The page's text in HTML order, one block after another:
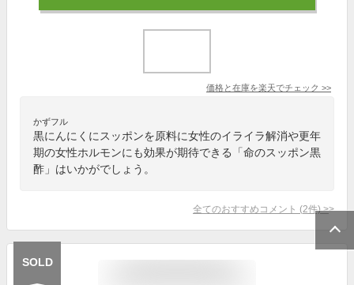
価格と在庫を楽天でチェック >>
かずフル
黒にんにくにスッポンを原料に女性のイライラ解消や更年
期の女性ホルモンにも効果が期待できる「命のスッポン黒
酢」はいかがでしょう。
全てのおすすめコメント (2件)>
SOLD